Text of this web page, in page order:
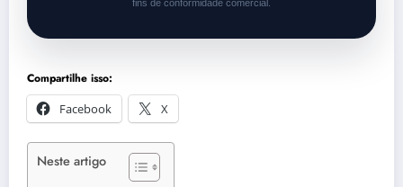
fins de conformidade comercial.
Compartilhe isso:
Facebook
X
Neste artigo